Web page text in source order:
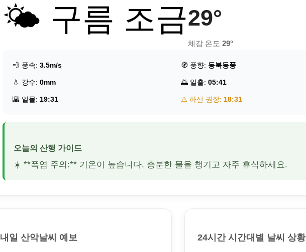
🌤️ 구름 조금29°
체감 온도 29°
💨 풍속: 3.5m/s 🧭 풍향: 동북동풍
💧 강수: 0mm 🌅 일출: 05:41
🌇 일몰: 19:31 ⚠️ 하산 권장: 18:31
오늘의 산행 가이드
☀️ **폭염 주의:** 기온이 높습니다. 충분한 물을 챙기고 자주 휴식하세요.
내일 산악날씨 예보 24시간 시간대별 날씨 상황